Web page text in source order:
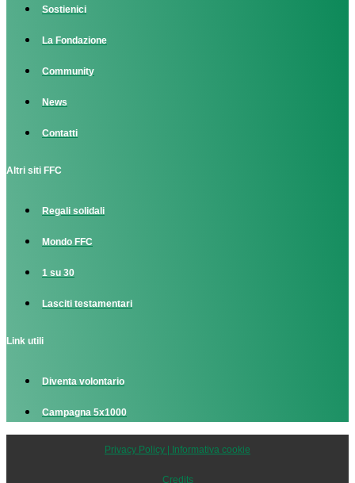
Sostienici
La Fondazione
Community
News
Contatti
Altri siti FFC
Regali solidali
Mondo FFC
1 su 30
Lasciti testamentari
Link utili
Diventa volontario
Campagna 5x1000
Privacy Policy | Informativa cookie
Credits